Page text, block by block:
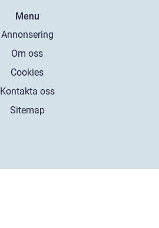
Menu
Annonsering
Om oss
Cookies
Kontakta oss
Sitemap